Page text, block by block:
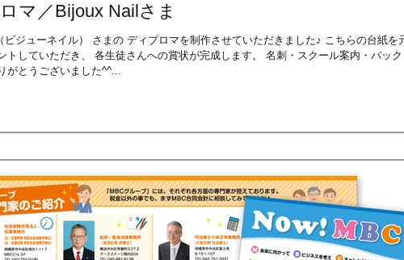
マ／Bijoux Nailさま
ビジューネイル） さまの ディプロマを制作させていただきました♪ こちらの台紙を
トしていただき、 各生徒さんへの賞状が完成します。 名刺・スクール案内・バック
がとうございました^^...